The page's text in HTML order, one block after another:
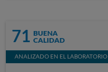
71 BUENA
CALIDAD
ANALIZADO EN EL LABORATORIO